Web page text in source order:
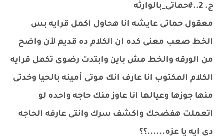
ج. 2..#حماتى_بالوارثه
معقول حماتى عايشه انا هحاول اكمل قرايه بس
الخط صعب معنى كده ان الكلام ده قديم لأن واضح
من الورقه والخط مش باين وابتدت رضوى تكمل قرايه
الكلام المكتوب انا عارف انك موتى أمينه بالحيا وخدتى
منها جوزها وعيالها انا عاوز منك حاجه واحده لو
اتعملت هفضحك واكشف سرك وانتى عارفه الحاجه
دى ايه يا عزه......؟؟